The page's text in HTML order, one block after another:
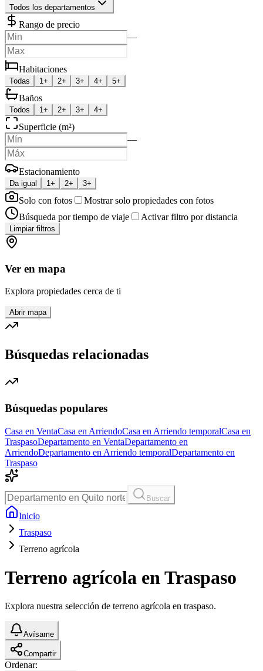
Todos los departamentos
Rango de precio
—
Habitaciones
Todas 1+ 2+ 3+ 4+ 5+
Baños
Todos 1+ 2+ 3+ 4+
Superficie (m²)
—
Estacionamiento
Da igual 1+ 2+ 3+
Solo con fotos
Mostrar solo propiedades con fotos
Búsqueda por tiempo de viaje
Activar filtro por distancia
Limpiar filtros
Ver en mapa
Explora propiedades cerca de ti
Abrir mapa
Búsquedas relacionadas
Búsquedas populares
Casa en VentaCasa en ArriendoCasa en Arriendo temporalCasa en
TraspasoDepartamento en VentaDepartamento en
ArriendoDepartamento en Arriendo temporalDepartamento en
Traspaso
Buscar
Inicio
Traspaso
Terreno agrícola
Terreno agrícola en Traspaso
Explora nuestra selección de terreno agrícola en traspaso.
Avísame
Compartir
Ordenar: